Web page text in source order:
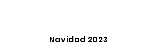
Navidad 2023